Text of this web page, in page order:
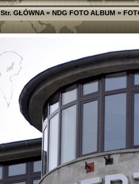
Str. GŁÓWNA»NDG FOTO ALBUM»